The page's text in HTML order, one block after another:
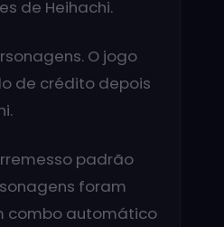
de Heihachi.
O jogo
de crédito depois
padrão
foram
combo automático